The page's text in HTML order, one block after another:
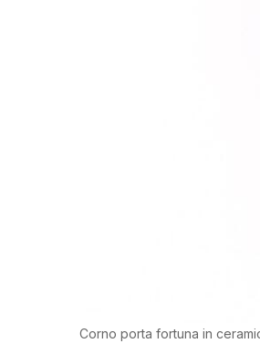
Corno porta fortuna in